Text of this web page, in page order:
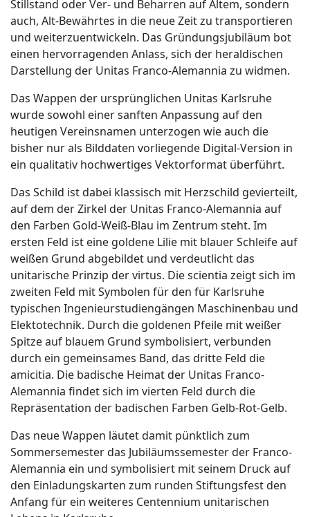
Stillstand oder Ver- und Beharren auf Altem, sondern
auch, Alt-Bewährtes in die neue Zeit zu transportieren
und weiterzuentwickeln. Das Gründungsjubiläum bot
einen hervorragenden Anlass, sich der heraldischen
Darstellung der Unitas Franco-Alemannia zu widmen.
Das Wappen der ursprünglichen Unitas Karlsruhe
wurde sowohl einer sanften Anpassung auf den
heutigen Vereinsnamen unterzogen wie auch die
bisher nur als Bilddaten vorliegende Digital-Version in
ein qualitativ hochwertiges Vektorformat überführt.
Das Schild ist dabei klassisch mit Herzschild gevierteilt,
auf dem der Zirkel der Unitas Franco-Alemannia auf
den Farben Gold-Weiß-Blau im Zentrum steht. Im
ersten Feld ist eine goldene Lilie mit blauer Schleife auf
weißen Grund abgebildet und verdeutlicht das
unitarische Prinzip der virtus. Die scientia zeigt sich im
zweiten Feld mit Symbolen für den für Karlsruhe
typischen Ingenieurstudiengängen Maschinenbau und
Elektotechnik. Durch die goldenen Pfeile mit weißer
Spitze auf blauem Grund symbolisiert, verbunden
durch ein gemeinsames Band, das dritte Feld die
amicitia. Die badische Heimat der Unitas Franco-
Alemannia findet sich im vierten Feld durch die
Repräsentation der badischen Farben Gelb-Rot-Gelb.
Das neue Wappen läutet damit pünktlich zum
Sommersemester das Jubiläumssemester der Franco-
Alemannia ein und symbolisiert mit seinem Druck auf
den Einladungskarten zum runden Stiftungsfest den
Anfang für ein weiteres Centennium unitarischen